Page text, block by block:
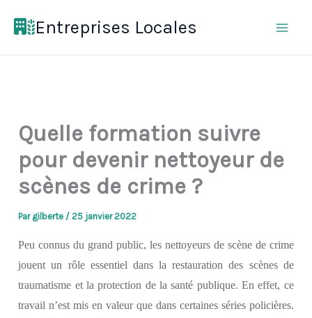
Entreprises Locales
Quelle formation suivre
pour devenir nettoyeur de
scènes de crime ?
Par gilberte /25 janvier 2022
Peu connus du grand public, les nettoyeursde scène de crime
jouent un rôle essentiel dans la restauration des scènes de
traumatisme et la protection de la santé publique.En effet, ce
travail n’estmis en valeur que dans certaines séries policières.